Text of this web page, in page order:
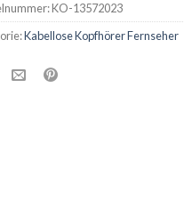
KO-13572023
Kabellose Kopfhörer Fernseher